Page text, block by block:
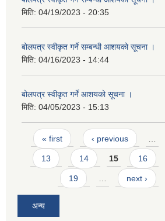
मिति: 04/19/2023 - 20:35
बोलपत्र स्वीकृत गर्ने सम्बन्धी आशयको सूचना ।
मिति: 04/16/2023 - 14:44
बोलपत्र स्वीकृत गर्ने आशयको सूचना ।
मिति: 04/05/2023 - 15:13
Pages
« first ‹ previous …
13 14 15 16
19 … next ›
अन्य